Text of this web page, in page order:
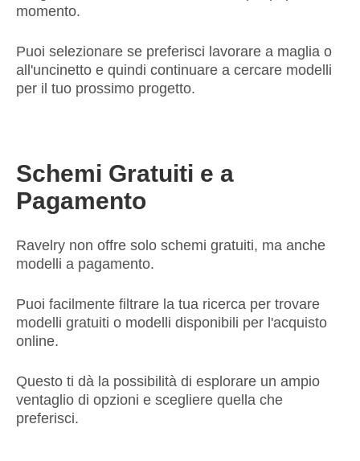
momento.
Puoi selezionare se preferisci lavorare a maglia o
all'uncinetto e quindi continuare a cercare modelli
per il tuo prossimo progetto.
Schemi Gratuiti e a
Pagamento
Ravelry non offre solo schemi gratuiti, ma anche
modelli a pagamento.
Puoi facilmente filtrare la tua ricerca per trovare
modelli gratuiti o modelli disponibili per l'acquisto
online.
Questo ti dà la possibilità di esplorare un ampio
ventaglio di opzioni e scegliere quella che
preferisci.